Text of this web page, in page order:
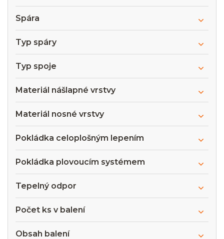
Spára
Typ spáry
Typ spoje
Materiál nášlapné vrstvy
Materiál nosné vrstvy
Pokládka celoplošným lepením
Pokládka plovoucím systémem
Tepelný odpor
Počet ks v balení
Obsah balení